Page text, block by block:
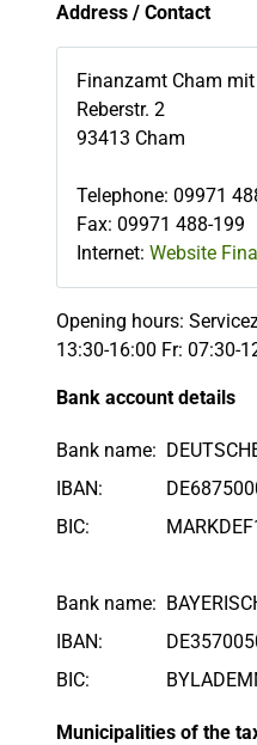
Address / Contact
Finanzamt Cham
Reberstr. 2
93413 Cham
Telephone: 09971
Fax: 09971 488-199
Internet: Website
Opening hours:
13:30-16:00 Fr: 07:30-
Bank account details
Bank name:
IBAN:
BIC:
Bank name:
IBAN:
BIC:
Municipalities of the